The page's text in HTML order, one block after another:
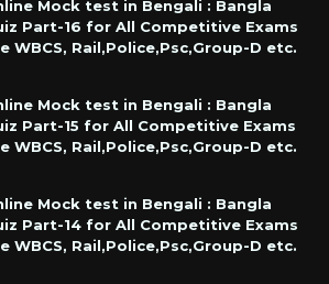
Mock test in Bengali : Bangla
Part-16 for All Competitive Exams
WBCS, Rail,Police,Psc,Group-D etc.
Mock test in Bengali : Bangla
Part-15 for All Competitive Exams
WBCS, Rail,Police,Psc,Group-D etc.
Mock test in Bengali : Bangla
Part-14 for All Competitive Exams
WBCS, Rail,Police,Psc,Group-D etc.